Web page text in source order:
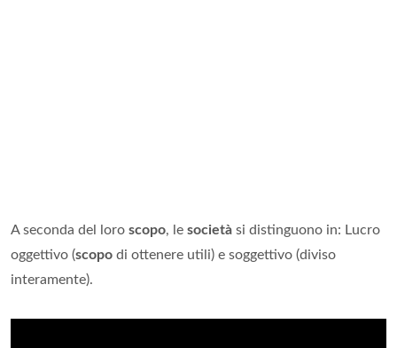
A seconda del loro scopo, le società si distinguono in: Lucro
oggettivo (scopo di ottenere utili) e soggettivo (diviso
interamente).